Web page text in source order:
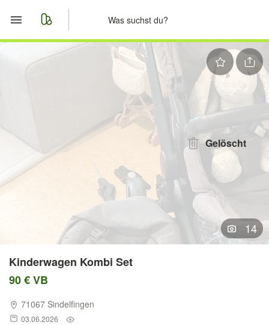
Start
Anzeige aufgeben
Gelöscht
14
Kinderwagen Kombi Set
90 € VB
71067 Sindelfingen
03.06.2026